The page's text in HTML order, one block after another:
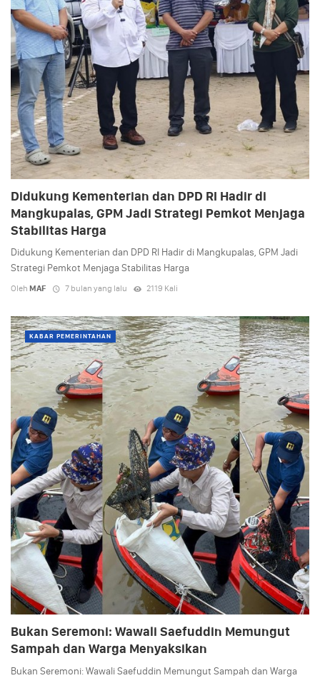
Didukung Kementerian dan DPD RI Hadir di
Mangkupalas, GPM Jadi Strategi Pemkot Menjaga
Stabilitas Harga
Didukung Kementerian dan DPD RI Hadir di Mangkupalas, GPM Jadi
Strategi Pemkot Menjaga Stabilitas Harga
Oleh MAF 7 bulan yang lalu 2119 Kali
KABAR PEMERINTAHAN
Bukan Seremoni: Wawali Saefuddin Memungut
Sampah dan Warga Menyaksikan
Bukan Seremoni: Wawali Saefuddin Memungut Sampah dan Warga